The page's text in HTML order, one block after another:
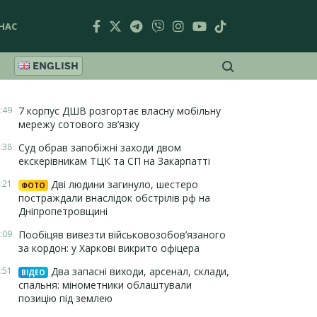
ENGLISH
7 корпус ДШВ розгортає власну мобільну
мережу сотового зв’язку
Суд обрав запобіжні заходи двом
екскерівникам ТЦК та СП на Закарпатті
ФОТО
Дві людини загинуло, шестеро
постраждали внаслідок обстрілів рф на
Дніпропетровщині
Пообіцяв вивезти військовозобов’язаного
за кордон: у Харкові викрито офіцера
ВІДЕО
Два запасні виходи, арсенал, склади,
спальня: мінометники облаштували
позицію під землею